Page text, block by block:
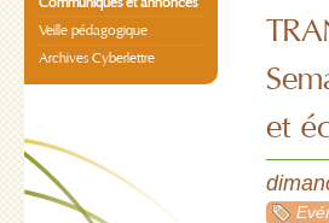
et
Veille pédagogique
Archives Cyberlettre